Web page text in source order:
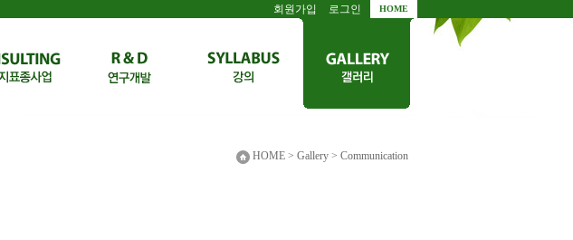
HOME
회원가입 로그인
HOME > Gallery > Communication